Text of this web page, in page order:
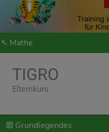
↖ Mathe
TIGRO
Elternkurs
Grundlegendes